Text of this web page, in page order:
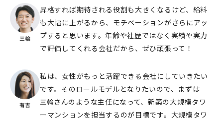
昇格すれば期待される役割も大きくなるけど、給料
も大幅に上がるから、モチベーションがさらにアッ
プすると思います。年齢や社歴ではなく実績や実力
で評価してくれる会社だから、ぜひ頑張って！
私は、女性がもっと活躍できる会社にしていきたい
です。そのロールモデルとなりたいので、まずは
さんのような主任になって、新築の大規模タワ
ーマンションを担当するのが目標です。大規模タワ